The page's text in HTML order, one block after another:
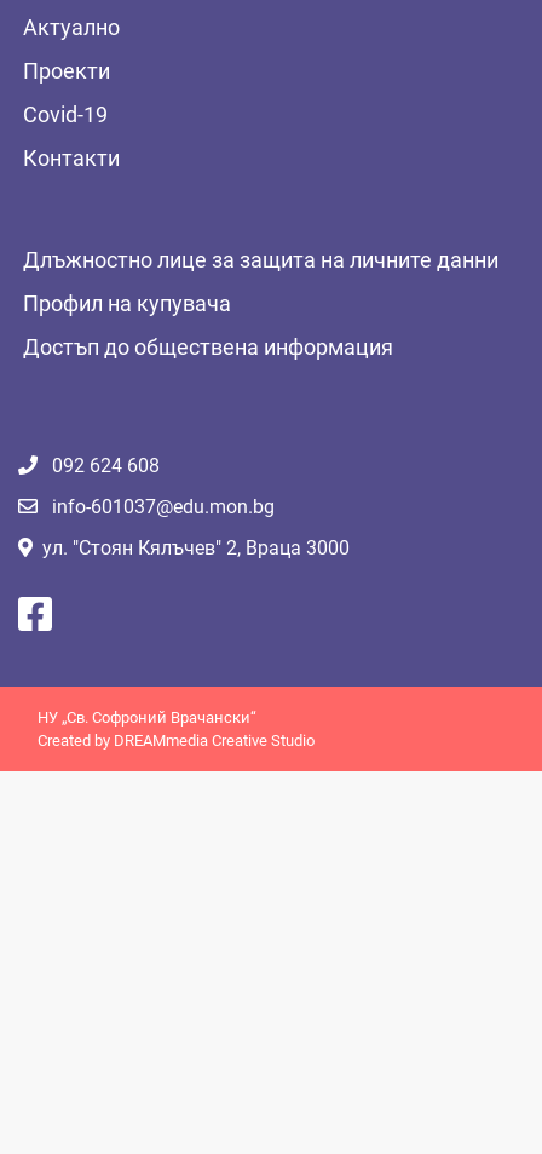
Актуално
Проекти
Covid-19
Контакти
Длъжностно лице за защита на личните данни
Профил на купувача
Достъп до обществена информация
092 624 608
info-601037@edu.mon.bg
ул. "Стоян Кялъчев" 2, Враца 3000
НУ „Св. Софроний Врачански“
Created by DREAMmedia Creative Studio